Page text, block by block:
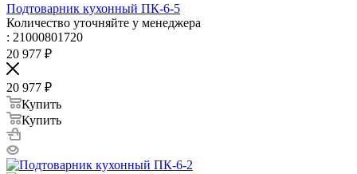
Подтоварник кухонный ПК-6-5
Количество уточняйте у менеджера
: 21000801720
20 977 ₽
20 977 ₽
Купить
Купить